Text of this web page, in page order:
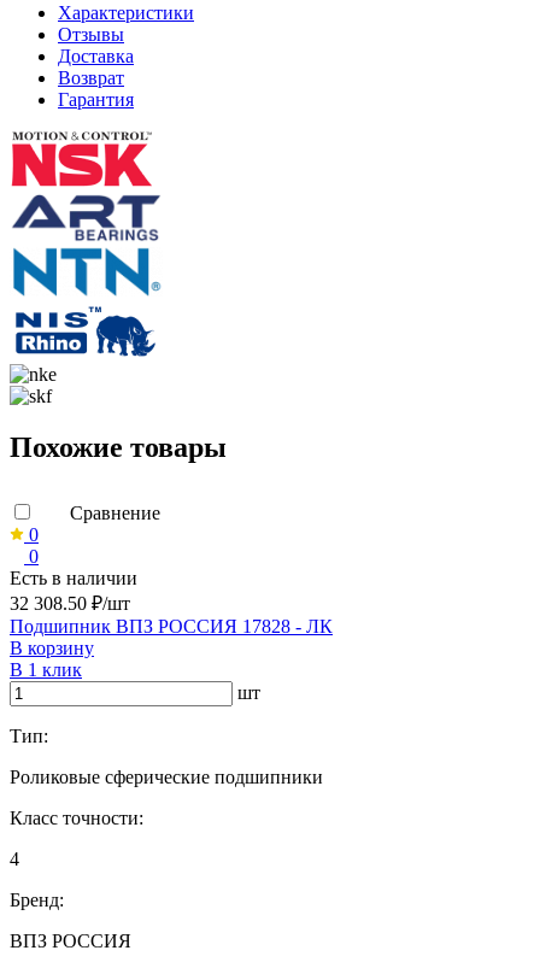
Характеристики
Отзывы
Доставка
Возврат
Гарантия
Похожие товары
Сравнение
0
0
Есть в наличии
32 308.50 ₽/шт
Подшипник ВПЗ РОССИЯ 17828 - ЛК
В корзину
В 1 клик
шт
Тип:
Роликовые сферические подшипники
Класс точности:
4
Бренд:
ВПЗ РОССИЯ